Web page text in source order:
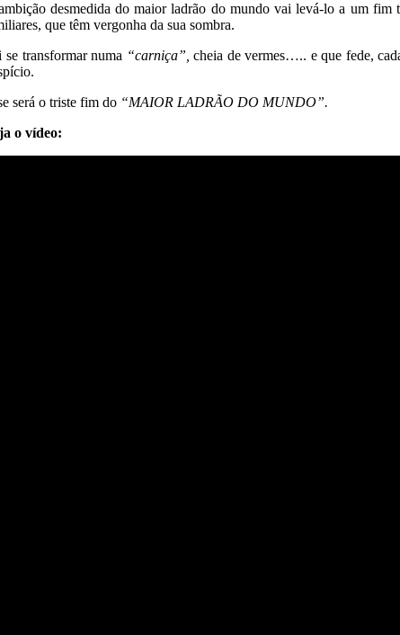
desmedida do maior ladrão do mundo vai levá-lo a um fim
que têm vergonha da sua sombra.
se transformar numa “carniça”, cheia de vermes….. e que fede,
será o triste fim do “MAIOR LADRÃO DO MUNDO”.
o vídeo: